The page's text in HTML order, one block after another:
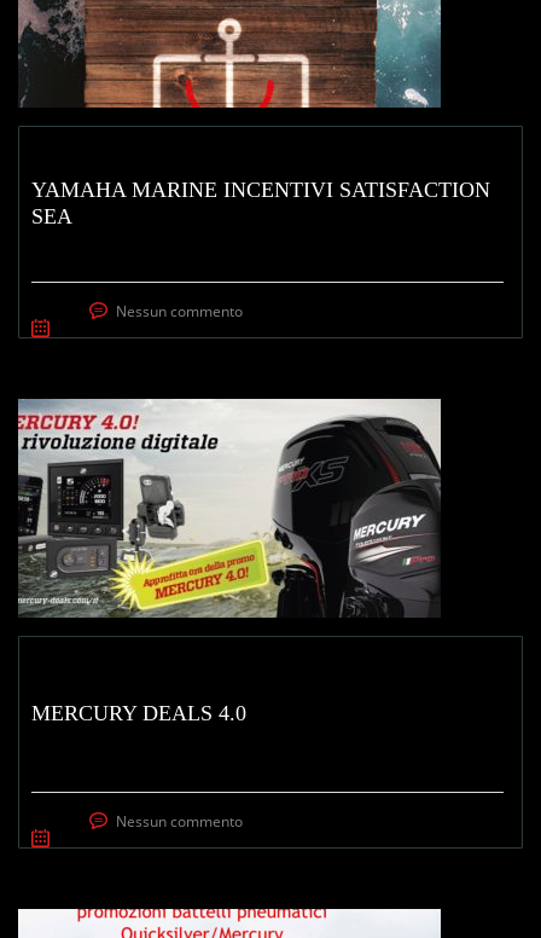
YAMAHA MARINE INCENTIVI SATISFACTION
SEA
Nessun commento
MERCURY DEALS 4.0
Nessun commento